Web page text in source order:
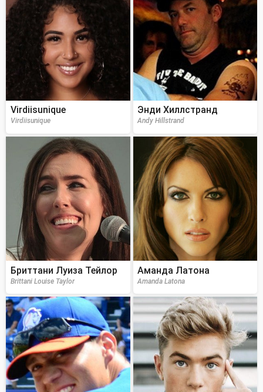
Virdiisunique
Virdiisunique
Энди Хиллстранд
Andy Hillstrand
Бриттани Луиза Тейлор
Brittani Louise Taylor
Аманда Латона
Amanda Latona